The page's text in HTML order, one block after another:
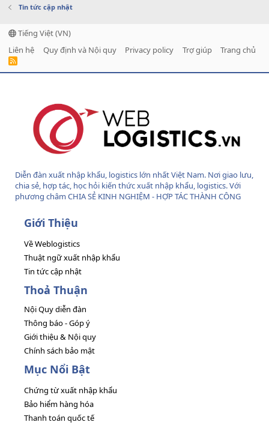
Tin tức cập nhật
Tiếng Việt (VN)
Liên hệ
Quy định và Nội quy Privacy policy Trợ giúp Trang chủ
R
Diễn đàn xuất nhập khẩu, logistics lớn nhất Việt Nam. Nơi giao lưu,
chia sẻ, hợp tác, học hỏi kiến thức xuất nhập khẩu, logistics. Với
phương châm CHIA SẺ KINH NGHIỆM - HỢP TÁC THÀNH CÔNG
Giới Thiệu
Về Weblogistics
Thuật ngữ xuất nhập khẩu
Tin tức cập nhật
Thoả Thuận
Nội Quy diễn đàn
Thông báo - Góp ý
Giới thiệu & Nội quy
Chính sách bảo mật
Mục Nổi Bật
Chứng từ xuất nhập khẩu
Bảo hiểm hàng hóa
Thanh toán quốc tế